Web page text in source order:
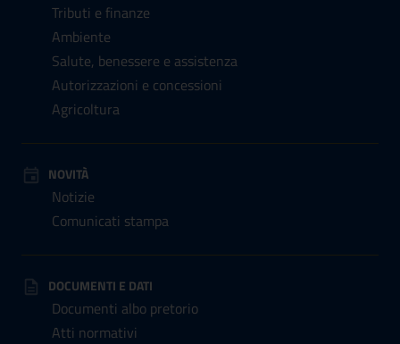
Tributi e finanze
Ambiente
Salute, benessere e assistenza
Autorizzazioni e concessioni
Agricoltura
NOVITÀ
Notizie
Comunicati stampa
DOCUMENTI E DATI
Documenti albo pretorio
Atti normativi